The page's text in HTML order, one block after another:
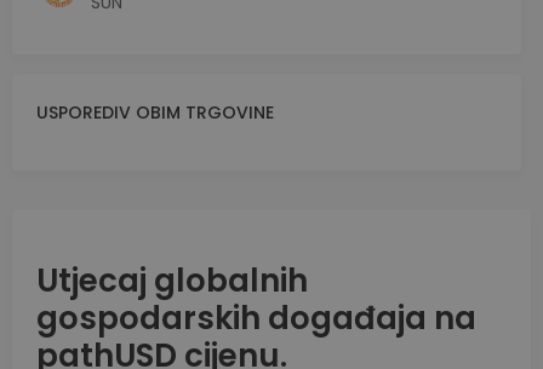
USPOREDIV OBIM TRGOVINE
Utjecaj globalnih
gospodarskih događaja na
pathUSD cijenu.